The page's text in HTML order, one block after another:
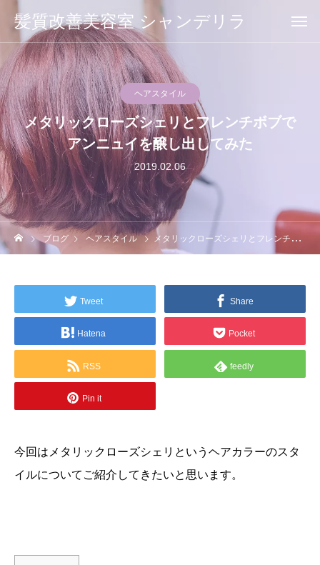
髪質改善美容室 シャンデリラ
ヘアスタイル
メタリックローズシェリとフレンチボブで
アンニュイを醸し出してみた
2019.02.06
ブログ ヘアスタイル メタリックローズシェリとフレンチボブでアンニュイを醸し出してみた
Tweet Share
Hatena Pocket
RSS feedly
Pin it
今回はメタリックローズシェリというヘアカラーのスタ
イルについてご紹介してきたいと思います。